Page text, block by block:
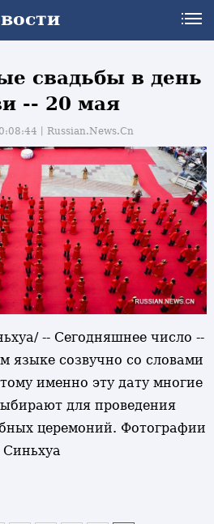
свадьбы в день
-- 20 мая
丨Russian.News.Cn
-- Сегодняшнее число --
языке созвучно со словами
именно эту дату многие
для проведения
церемоний. Фотографии
Синьхуа